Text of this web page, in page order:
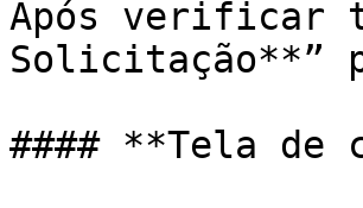
Após verificar
Solicitação**”
#### **Tela de